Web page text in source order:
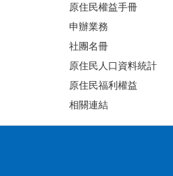
原住民權益手冊
申辦業務
社團名冊
原住民人口資料統計
原住民福利權益
相關連結